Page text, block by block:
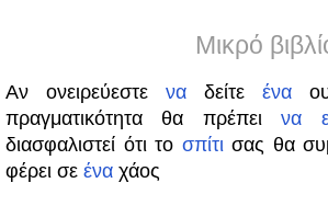
Μικρό
Αν ονειρεύεστε να δείτε ένα
πραγματικότητα θα πρέπεινα
διασφαλιστεί ότι το σπίτισας θα
φέρει σε ένα χάος